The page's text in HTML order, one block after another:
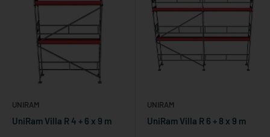
UNIRAM
UniRam Villa R 4 + 6 x 9 m
UNIRAM
UniRam Villa R 6 + 8 x 9 m